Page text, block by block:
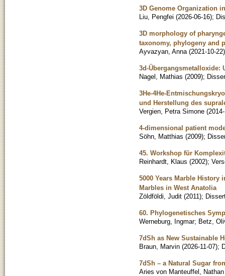
3D Genome Organization
Liu, Pengfei (2026-06-16);
3D morphology of
taxonomy, phylogeny and
Ayvazyan, Anna (2021-10-22)
3d-Übergangsmetalloxide:
Nagel, Mathias (2009);
3He-4He-
und Herstellung des
Vergien, Petra Simone (
4-dimensional patient
Söhn, Matthias (2009);
45. Workshop für
Reinhardt, Klaus (2002);
5000 Years Marble History
Marbles in West Anatolia
Zöldföldi, Judit (2011);
60. Phylogenetisches
Werneburg, Ingmar; Betz,
7dSh as New Sustainable
Braun, Marvin (2026-11-07);
7dSh – a Natural Sugar
Aries von Manteuffel,